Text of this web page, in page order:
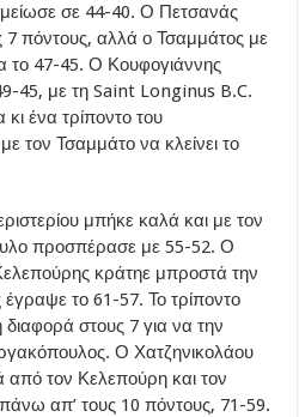
σε 44-40. Ο Πετσανάς
7 πόντους, αλλά ο Τσαμμάτος με
το 47-45. Ο Κουφογιάννης
45, με τη Saint Longinus B.C.
ένα τρίποντο του
τον Τσαμμάτο να κλείνει το
μπήκε καλά και με τον
προσπέρασε με 55-52. Ο
κράτηε μπροστά την
το 61-57. Το τρίποντο
στους 7 για να την
Ο Χατζηνικολάου
τον Κελεπούρη και τον
απ’ τους 10 πόντους, 71-59.